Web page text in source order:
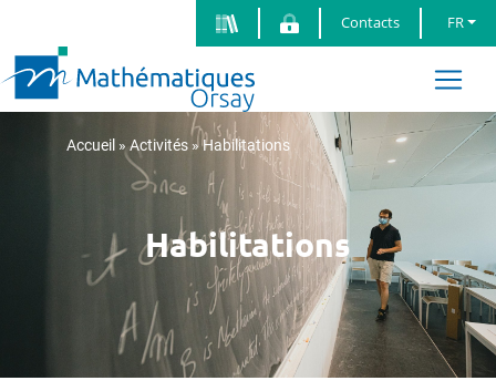
Contacts FR
Accueil » Activités »Habilitations
Habilitations